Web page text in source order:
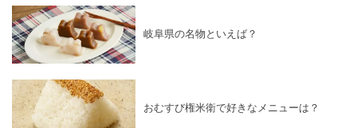
岐阜県の名物といえば？
おむすび権米衛で好きなメニューは？